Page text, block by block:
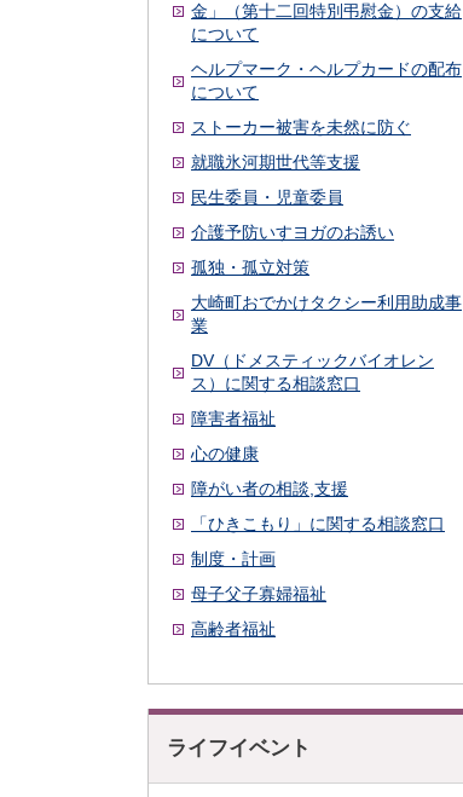
金」（第十二回特別弔慰金）の支給
について
ヘルプマーク・ヘルプカードの配布
について
ストーカー被害を未然に防ぐ
就職氷河期世代等支援
民生委員・児童委員
介護予防いすヨガのお誘い
孤独・孤立対策
大崎町おでかけタクシー利用助成事
業
DV（ドメスティックバイオレン
ス）に関する相談窓口
障害者福祉
心の健康
障がい者の相談,支援
「ひきこもり」に関する相談窓口
制度・計画
母子父子寡婦福祉
高齢者福祉
ライフイベント